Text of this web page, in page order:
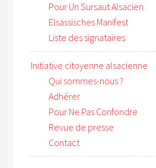
Pour Un Sursaut Alsacien
Elsässisches Manifest
Liste des signataires
Initiative citoyenne alsacienne
Qui sommes-nous ?
Adhérer
Pour Ne Pas Confondre
Revue de presse
Contact